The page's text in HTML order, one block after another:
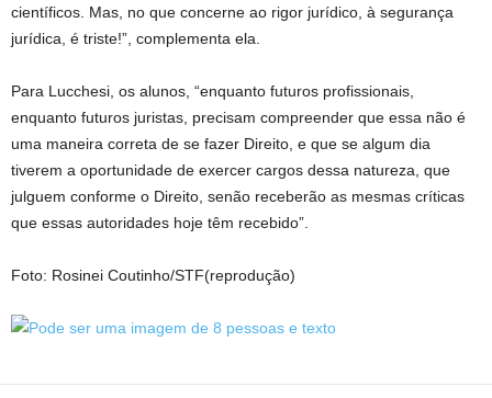
científicos. Mas, no que concerne ao rigor jurídico, à segurança
jurídica, é triste!”, complementa ela.
Para Lucchesi, os alunos, “enquanto futuros profissionais,
enquanto futuros juristas, precisam compreender que essa não é
uma maneira correta de se fazer Direito, e que se algum dia
tiverem a oportunidade de exercer cargos dessa natureza, que
julguem conforme o Direito, senão receberão as mesmas críticas
que essas autoridades hoje têm recebido”.
Foto: Rosinei Coutinho/STF(reprodução)